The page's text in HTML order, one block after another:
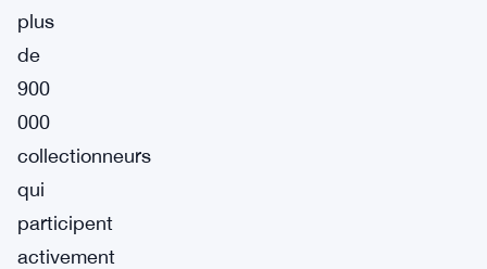
plus
de
900
000
collectionneurs
qui
participent
activement